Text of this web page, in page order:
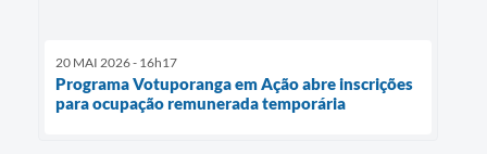
20 MAI 2026 - 16h17
Programa Votuporanga em Ação abre inscrições
para ocupação remunerada temporária